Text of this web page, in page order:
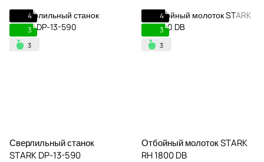
4
3
Сверлильный станок
STARK DP-13-590
4
3
Отбойный молоток STARK
RH 1800 DB